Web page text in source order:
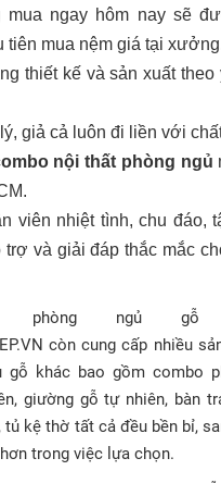
mua ngay hôm nay sẽ
tiên mua nệm giá tại
thiết kế và sản xuất theo
giả cả luôn đi liền với
nội thất phòng ngủ
viên nhiệt tình, chu đáo,
trợ và giải đáp thắc mắc
phòng ngủ
còn cung cấp nhiều
gỗ khác bao gồm combo
giường gỗ tự nhiên, bàn
tủ kệ thờ tất cả đều bền bỉ,
trong việc lựa chọn.